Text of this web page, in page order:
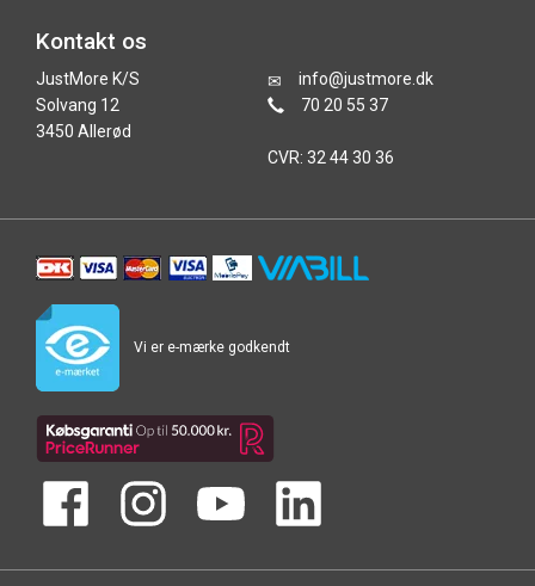
Kontakt os
JustMore K/S
Solvang 12
3450 Allerød
info@justmore.dk
70 20 55 37
CVR: 32 44 30 36
Vi er e-mærke godkendt